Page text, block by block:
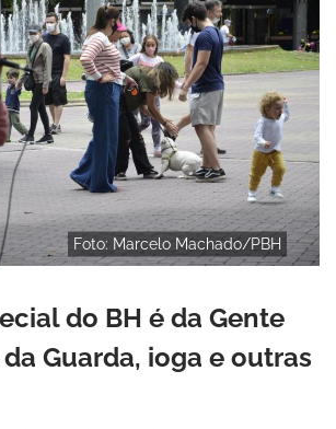
Foto: Marcelo Machado/PBH
do BH é da Gente
Guarda, ioga e outras